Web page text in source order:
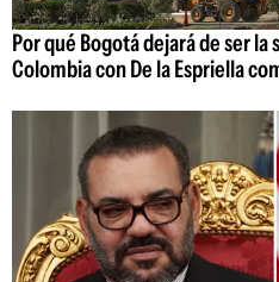
Por qué Bogotá dejará de ser
Colombia con De la Espriella